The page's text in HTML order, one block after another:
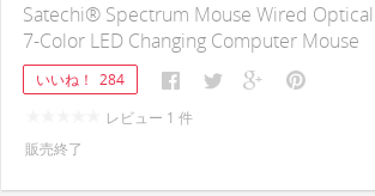
Satechi® Spectrum Mouse Wired Optical
7-Color LED Changing Computer Mouse
いいね！ 284
レビュー 1 件
販売終了